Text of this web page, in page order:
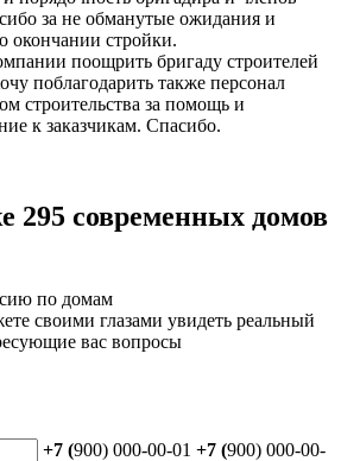
за не обманутые ожидания и
окончании стройки.
поощрить бригаду строителей
поблагодарить также персонал
строительства за помощь и
к заказчикам. Спасибо.
295 современных домов
по домам
своими глазами увидеть реальный
вас вопросы
+7 (900) 000-00-01 +7 (900) 000-00-